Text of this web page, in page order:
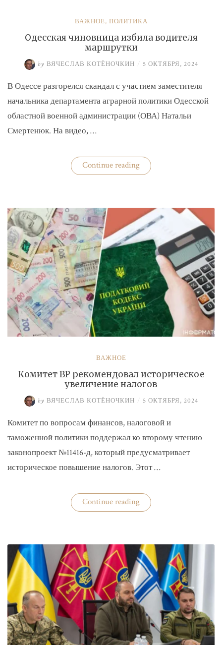
ВАЖНОЕ, ПОЛИТИКА
Одесская чиновница избила водителя
маршрутки
by ВЯЧЕСЛАВ КОТЁНОЧКИН / 5 ОКТЯБРЯ, 2024
В Одессе разгорелся скандал с участием заместителя
начальника департамента аграрной политики Одесской
областной военной администрации (ОВА) Натальи
Смертенюк. На видео, …
Continue reading«Одесская
чиновница
ВАЖНОЕ
Комитет ВР рекомендовал историческое
увеличение налогов
by ВЯЧЕСЛАВ КОТЁНОЧКИН / 5 ОКТЯБРЯ, 2024
Комитет по вопросам финансов, налоговой и
таможенной политики поддержал ко второму чтению
законопроект №11416-д, который предусматривает
историческое повышение налогов. Этот …
Continue reading«Комитет
ВР
налогов»